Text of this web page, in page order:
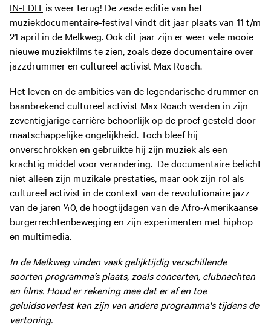
IN-EDIT is weer terug! De zesde editie van het
muziekdocumentaire-festival vindt dit jaar plaats van 11 t/m
21 april in de Melkweg. Ook dit jaar zijn er weer vele mooie
nieuwe muziekfilms te zien, zoals deze documentaire over
jazzdrummer en cultureel activist Max Roach.
Het leven en de ambities van de legendarische drummer en
baanbrekend cultureel activist Max Roach werden in zijn
zeventigjarige carrière behoorlijk op de proef gesteld door
maatschappelijke ongelijkheid. Toch bleef hij
onverschrokken en gebruikte hij zijn muziek als een
krachtig middel voor verandering. De documentaire belicht
niet alleen zijn muzikale prestaties, maar ook zijn rol als
cultureel activist in de context van de revolutionaire jazz
van de jaren ’40, de hoogtijdagen van de Afro-Amerikaanse
burgerrechtenbeweging en zijn experimenten met hiphop
en multimedia.
In de Melkweg vinden vaak gelijktijdig verschillende
soorten programma’s plaats, zoals concerten, clubnachten
en films. Houd er rekening mee dat er af en toe
geluidsoverlast kan zijn van andere programma's tijdens de
vertoning.